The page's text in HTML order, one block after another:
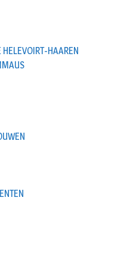
HELEVOIRT-HAAREN